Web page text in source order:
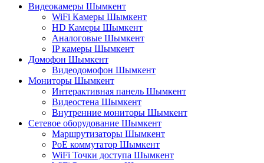
Видеокамеры Шымкент
WiFi Камеры Шымкент
HD Камеры Шымкент
Аналоговые Шымкент
IP камеры Шымкент
Домофон Шымкент
Видеодомофон Шымкент
Мониторы Шымкент
Интерактивная панель Шымкент
Видеостена Шымкент
Внутренние мониторы Шымкент
Сетевое оборудование Шымкент
Маршрутизаторы Шымкент
PoE коммутатор Шымкент
WiFi Точки доступа Шымкент